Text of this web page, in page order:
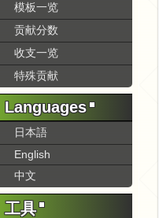
模板一览
贡献分数
收支一览
特殊贡献
Languages
日本語
English
中文
工具